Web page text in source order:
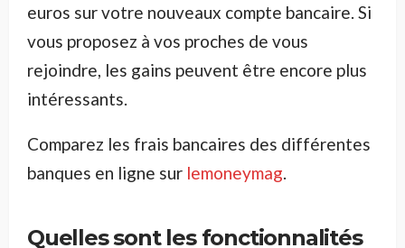
euros sur votre nouveaux compte bancaire. Si
vous proposez à vos proches de vous
rejoindre, les gains peuvent être encore plus
intéressants.
Comparez les frais bancaires des différentes
banques en ligne sur lemoneymag
Quelles sont les fonctionnalités